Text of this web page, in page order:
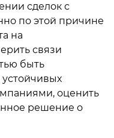
сделок с
по этой причине
на
связи
быть
оценить
решение о